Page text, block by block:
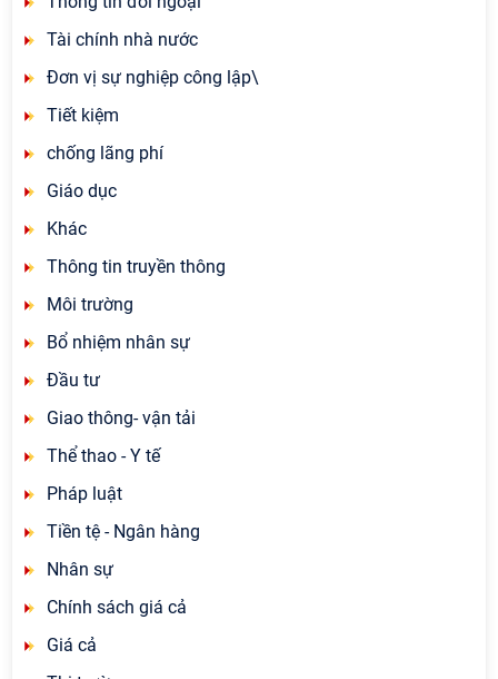
Tài chính nhà nước
Đơn vị sự nghiệp công lập\
Tiết kiệm
chống lãng phí
Giáo dục
Khác
Thông tin truyền thông
Môi trường
Bổ nhiệm nhân sự
Đầu tư
Giao thông- vận tải
Thể thao - Y tế
Pháp luật
Tiền tệ - Ngân hàng
Nhân sự
Chính sách giá cả
Giá cả